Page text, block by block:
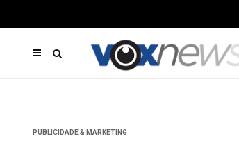
PUBLICIDADE & MARKETING